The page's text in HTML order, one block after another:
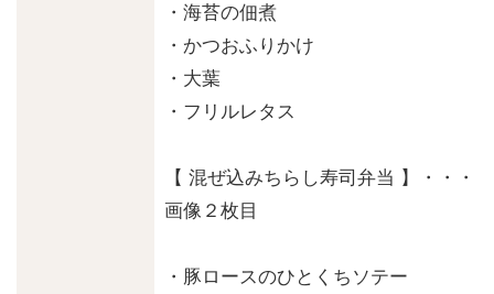
・海苔の佃煮
・かつおふりかけ
・大葉
・フリルレタス
【 混ぜ込みちらし寿司弁当 】・・・
画像２枚目
・豚ロースのひとくちソテー